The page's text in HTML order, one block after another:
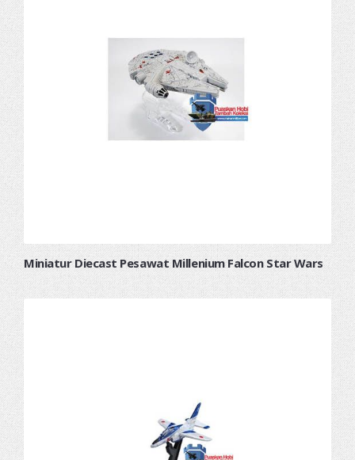
Miniatur Diecast Pesawat Millenium Falcon Star Wars